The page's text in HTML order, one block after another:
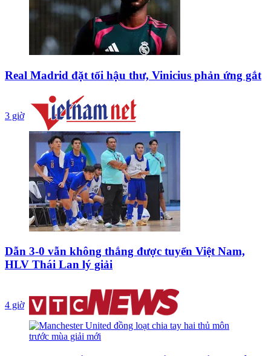
Real Madrid đặt tối hậu thư, Vinicius phản ứng gắt
3 giờ
Dẫn 3-0 vẫn không thắng được tuyển Việt Nam,
HLV Thái Lan lý giải
4 giờ